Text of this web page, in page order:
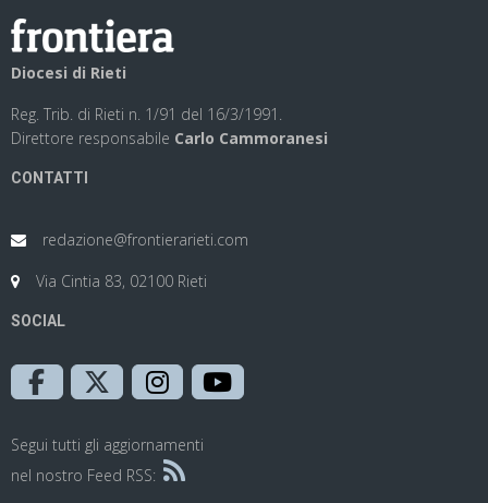
Diocesi di Rieti
Reg. Trib. di Rieti n. 1/91 del 16/3/1991.
Direttore responsabile Carlo Cammoranesi
CONTATTI
redazione@frontierarieti.com
Via Cintia 83, 02100 Rieti
SOCIAL
Segui tutti gli aggiornamenti
nel nostro Feed RSS: